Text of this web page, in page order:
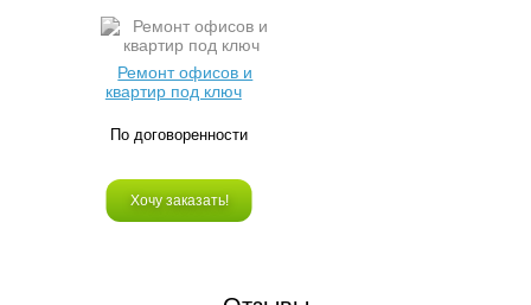
Ремонт офисов и
квартир под ключ
По договоренности
Хочу заказать!